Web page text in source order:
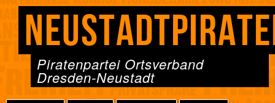
Piratenpartei Ortsverband
Dresden-Neustadt